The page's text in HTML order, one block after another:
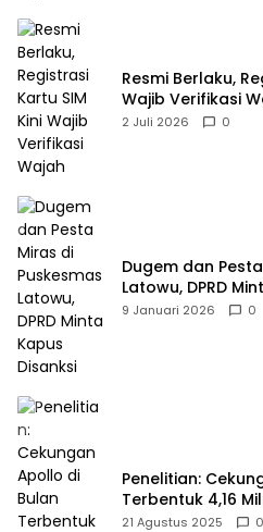
Resmi Berlaku,
Wajib Verifikasi
2 Juli 2026 0
Dugem dan
Latowu, DPRD
9 Januari 2026 0
Penelitian:
Terbentuk 4,16
21 Agustus 2025 0